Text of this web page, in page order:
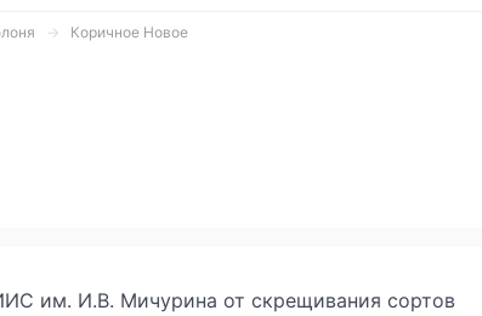
Коричное Новое
им. И.В. Мичурина от скрещивания сортов